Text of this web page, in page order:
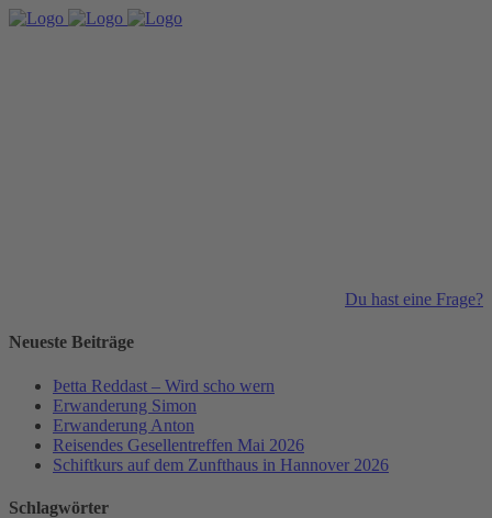
Du hast eine Frage?
Neueste Beiträge
Þetta Reddast – Wird scho wern
Erwanderung Simon
Erwanderung Anton
Reisendes Gesellentreffen Mai 2026
Schiftkurs auf dem Zunfthaus in Hannover 2026
Schlagwörter